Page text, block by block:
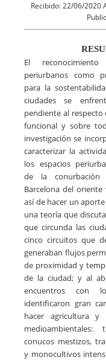
Recibido: 22/06/2020
El
periurbanos como
para la
ciudades se
pendiente al respecto
funcional y sobre
investigación se
caracterizar la
los espacios
de la
Barcelona del
así de hacer un
una teoría que
que circunda las
cinco circuitos que
generaban flujos
de proximidad y
de la ciudad; y al
encuentros con
identificaron gran
hacer agricultura y
medioambientales:
conucos mestizos,
y monocultivos